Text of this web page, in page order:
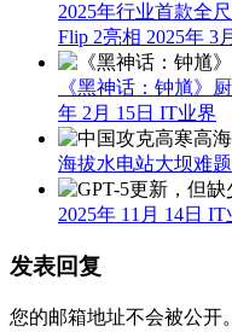
2025年行业首款全
Flip 2亮相 2025年 3
《黑神话：钟馗》
年 2月 15日 IT业界
海拔水电站大坝难题
2025年 11月 14日 IT
发表回复
您的邮箱地址不会被公开。